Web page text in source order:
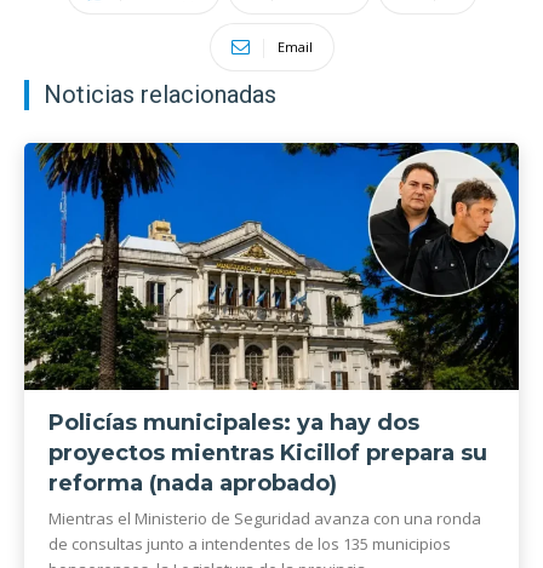
Email
Noticias relacionadas
Policías municipales: ya hay dos
proyectos mientras Kicillof prepara su
reforma (nada aprobado)
Mientras el Ministerio de Seguridad avanza con una ronda
de consultas junto a intendentes de los 135 municipios